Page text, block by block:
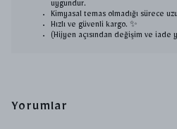
uygundur.
Kimyasal temas olmadığı sürece
Hızlı ve güvenli kargo. ✨
(Hijyen açısından değişim ve iade
Yorumlar